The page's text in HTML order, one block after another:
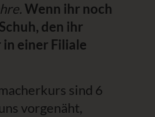
Wenn ihr noch
den ihr
einer Filiale
sind 6
vorgenäht,